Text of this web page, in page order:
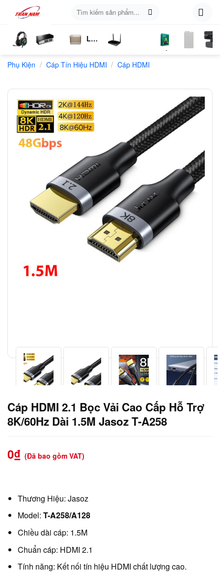
content
kiếm:
Nghe
Chia
Loa
LTE
Sóng
Phần
Phụ Kiện / Cáp Tín Hiệu HDMI / Cáp HDMI
Cáp HDMI 2.1 Bọc Vải Cao Cấp Hỗ Trợ
8K/60Hz Dài 1.5M Jasoz T-A258
0₫ (Đã bao gồm VAT)
Thương Hiệu: Jasoz
Model: T-A258/A128
Chiều dài cáp: 1.5M
Chuẩn cáp: HDMI 2.1
Tính năng: Kết nối tín hiệu HDMI chất lượng cao.